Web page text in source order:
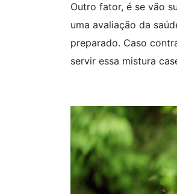
Outro fator, é se vão
uma avaliação da
preparado. Caso
servir essa mistura